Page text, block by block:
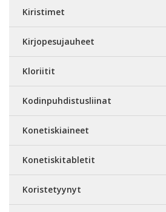
Kiristimet
Kirjopesujauheet
Kloriitit
Kodinpuhdistusliinat
Konetiskiaineet
Konetiskitabletit
Koristetyynyt